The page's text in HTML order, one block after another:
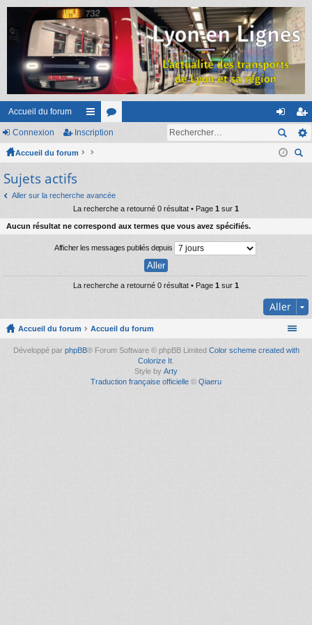
Accueil du forum
ac
co
ci
s
or
s
on
ne
ns
cri
Connexion Inscription
Accueil du forum
Sujets actifs
Aller sur la recherche avancée
La recherche a retourné 0 résultat • Page 1 sur 1
Aucun résultat ne correspond aux termes que vous avez spécifiés.
Afficher les messages publiés depuis
La recherche a retourné 0 résultat • Page 1 sur 1
Aller
Accueil du forum Accueil du forum
Développé par phpBB® Forum Software © phpBB Limited Color scheme created with
Colorize It
Style by Arty
Traduction française officielle © Qiaeru